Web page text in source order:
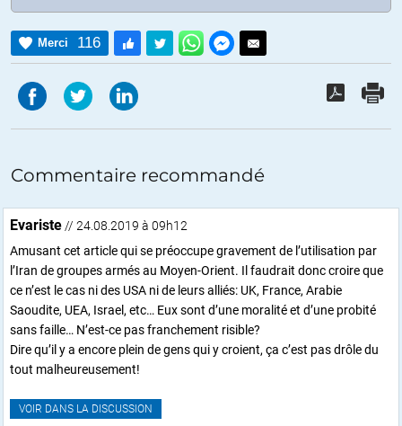
Merci 116
Commentaire recommandé
Evariste // 24.08.2019 à 09h12
Amusant cet article qui se préoccupe gravement de l’utilisation par
l’Iran de groupes armés au Moyen-Orient. Il faudrait donc croire que
ce n’est le cas ni des USA ni de leurs alliés: UK, France, Arabie
Saoudite, UEA, Israel, etc… Eux sont d’une moralité et d’une probité
sans faille… N’est-ce pas franchement risible?
Dire qu’il y a encore plein de gens qui y croient, ça c’est pas drôle du
tout malheureusement!
VOIR DANS LA DISCUSSION